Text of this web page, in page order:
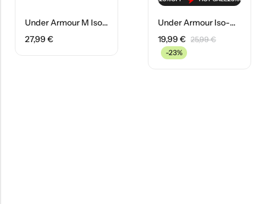
Under Armour M Iso-Chill Armourvent Καπέλο 1383440-100 Λευκό
27,99 €
Under Armour Iso-Chill Launch Visor Καπέλο 1383480-100 Λευκό
19,99 € 25,99€
-23%